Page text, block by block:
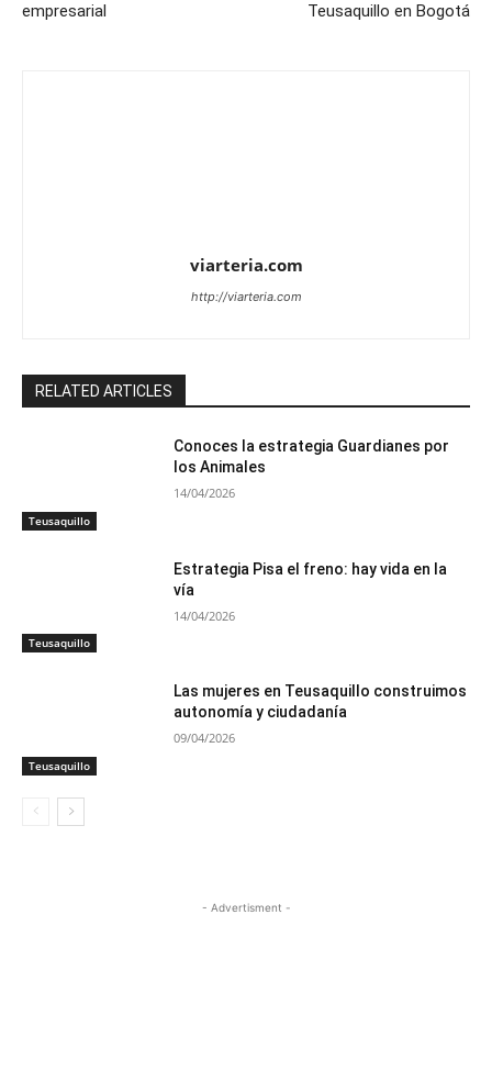
empresarial
Teusaquillo en Bogotá
viarteria.com
http://viarteria.com
RELATED ARTICLES
Teusaquillo
Conoces la estrategia Guardianes por
los Animales
14/04/2026
Teusaquillo
Estrategia Pisa el freno: hay vida en la
vía
14/04/2026
Teusaquillo
Las mujeres en Teusaquillo construimos
autonomía y ciudadanía
09/04/2026
- Advertisment -